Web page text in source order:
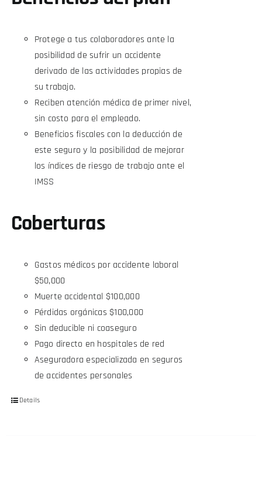
Protege a tus colaboradores ante la
posibilidad de sufrir un accidente
derivado de las actividades propias de
su trabajo.
Reciben atención médica de primer nivel,
sin costo para el empleado.
Beneficios fiscales con la deducción de
este seguro y la posibilidad de mejorar
los índices de riesgo de trabajo ante el
IMSS
Coberturas
Gastos médicos por accidente laboral
$50,000
Muerte accidental $100,000
Pérdidas orgánicas $100,000
Sin deducible ni coaseguro
Pago directo en hospitales de red
Aseguradora especializada en seguros
de accidentes personales
Details